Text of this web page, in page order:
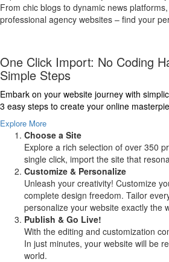
From chic blogs to dynamic news
professional agency websites – find your
One Click Import: No Coding
Simple Steps
Embark on your website journey with
3 easy steps to create your online
Explore More
Choose a Site
Explore a rich selection of over 350
single click, import the site that
Customize & Personalize
Unleash your creativity! Customize
complete design freedom. Tailor
personalize your website exactly the
Publish & Go Live!
With the editing and customization
In just minutes, your website will be
world.